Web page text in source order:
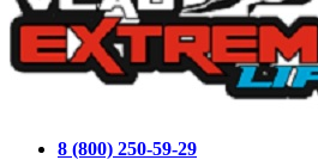
8 (800) 250-59-29